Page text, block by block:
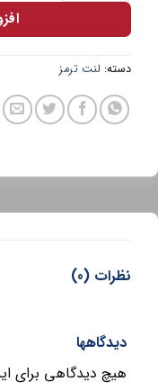
دسته:لنت ترمز
نظرات (0)
دیدگاهها
هیچ دیدگاهی برای